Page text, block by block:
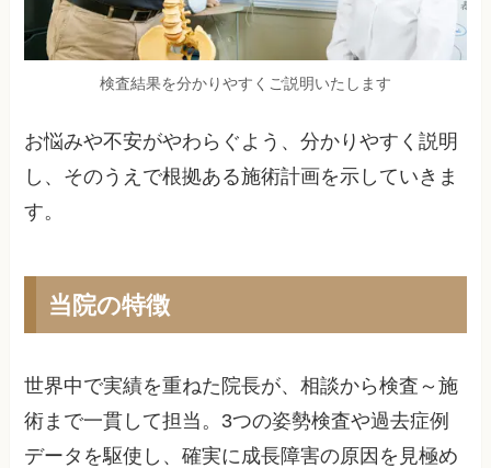
検査結果を分かりやすくご説明いたします
お悩みや不安がやわらぐよう、分かりやすく説明
し、そのうえで根拠ある施術計画を示していきま
す。
当院の特徴
世界中で実績を重ねた院長が、相談から検査～施
術まで一貫して担当。3つの姿勢検査や過去症例
データを駆使し、確実に成長障害の原因を見極め